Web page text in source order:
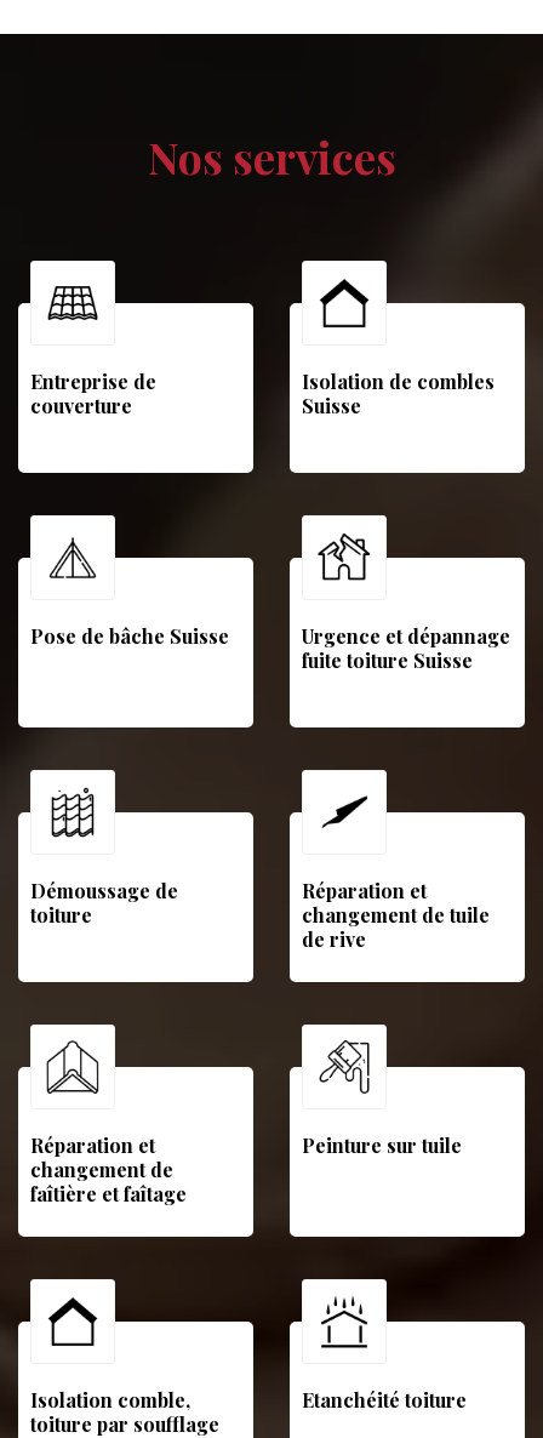
Nos services
Entreprise de
couverture
Isolation de combles
Suisse
Pose de bâche Suisse
Urgence et dépannage
fuite toiture Suisse
Démoussage de
toiture
Réparation et
changement de tuile
de rive
Réparation et
changement de
faîtière et faîtage
Peinture sur tuile
Isolation comble,
toiture par soufflage
Etanchéité toiture